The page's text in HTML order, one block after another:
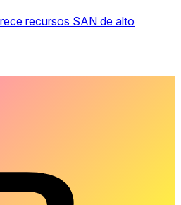
recursos SAN de alto